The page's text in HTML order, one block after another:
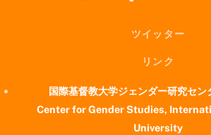
ツイッター
リンク
国際基督教大学ジェンダー研究セン
Center for Gender Studies,
University